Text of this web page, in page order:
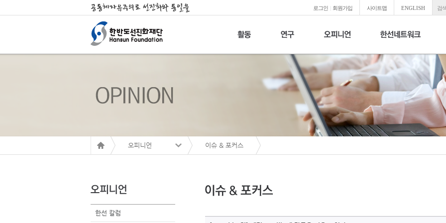
로그인 회원가입 사이트맵 ENGLISH 검
오피니언 이슈 & 포커스
한선 칼럼